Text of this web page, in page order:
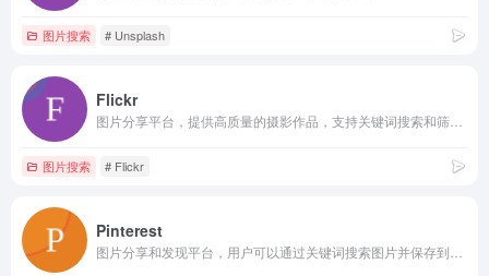
图片搜索 # Unsplash
Flickr
图片搜索 # Flickr
Pinterest